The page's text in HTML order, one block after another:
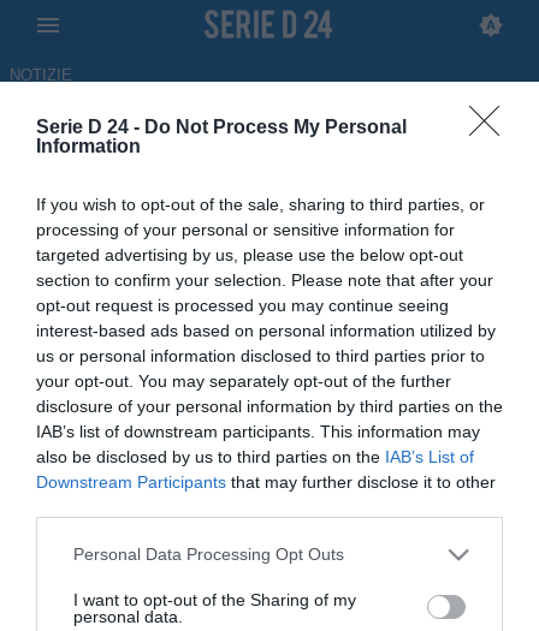
Serie D 24 - Do Not Process My Personal
Information
If you wish to opt-out of the sale, sharing to third parties, or
processing of your personal or sensitive information for
targeted advertising by us, please use the below opt-out
section to confirm your selection. Please note that after your
opt-out request is processed you may continue seeing
interest-based ads based on personal information utilized by
us or personal information disclosed to third parties prior to
your opt-out. You may separately opt-out of the further
disclosure of your personal information by third parties on the
IAB’s list of downstream participants. This information may
also be disclosed by us to third parties on the IAB’s List of
Downstream Participants that may further disclose it to other
Personal Data Processing Opt Outs
I want to opt-out of the Sharing of my
personal data.
NOTIZIE
Savoia, tutto fatto con
Formisano: firma prevista nelle
prossime ore
29.05.2026 15:15 di Antonino Iorfida
Savoia, si inizia a programmare il futuro: dopo la nomina di
Mignemi è tutto fatto con l'allenatore ex Livorno Alessandro
Formisano